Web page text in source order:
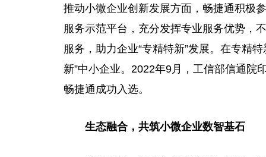
推动小微企业创新发展方面，畅捷通积极
服务示范平台，充分发挥专业服务优势，
服务，助力企业“专精特新”发展。在专精
新”中小企业。2022年9月，工信部信通院
畅捷通成功入选。
生态融合，共筑小微企业数智基石